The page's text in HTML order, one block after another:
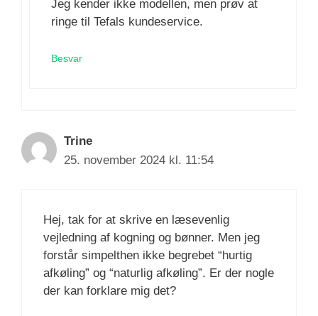
Jeg kender ikke modellen, men prøv at
ringe til Tefals kundeservice.
Besvar
Trine
25. november 2024 kl. 11:54
Hej, tak for at skrive en læsevenlig
vejledning af kogning og bønner. Men jeg
forstår simpelthen ikke begrebet “hurtig
afkøling” og “naturlig afkøling”. Er der nogle
der kan forklare mig det?